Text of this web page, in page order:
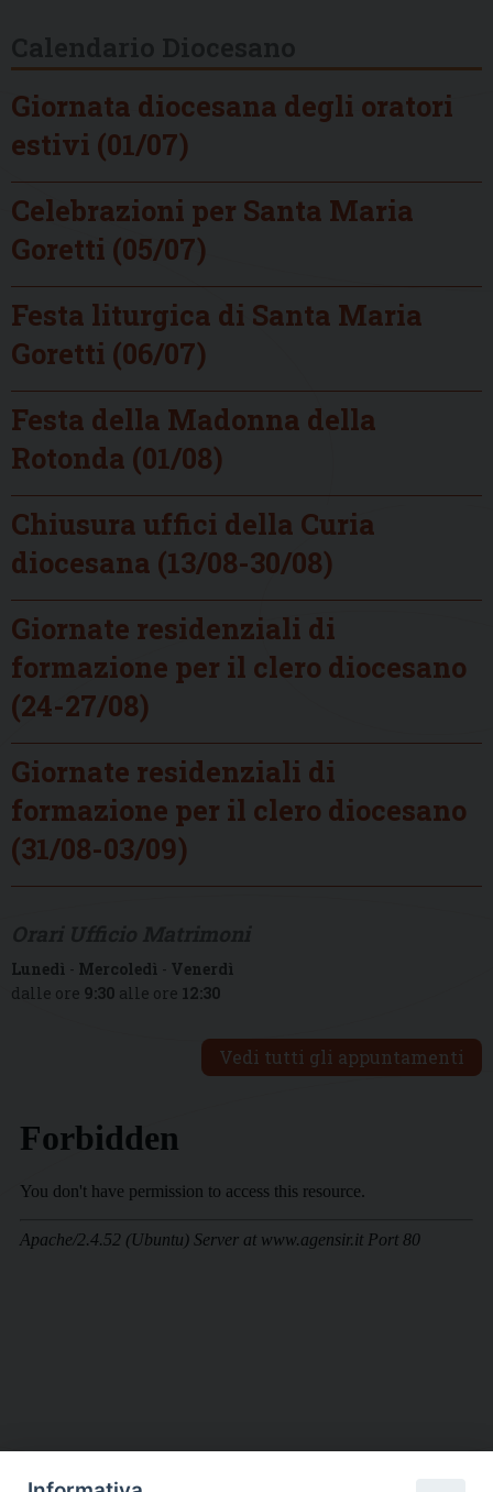
Giornata diocesana degli oratori
estivi (01/07)
Celebrazioni per Santa Maria
Goretti (05/07)
Festa liturgica di Santa Maria
Goretti (06/07)
Festa della Madonna della
Rotonda (01/08)
Chiusura uffici della Curia
diocesana (13/08-30/08)
Giornate residenziali di
formazione per il clero diocesano
(24-27/08)
Giornate residenziali di
formazione per il clero diocesano
(31/08-03/09)
Lunedì - Mercoledì - Venerdì
dalle ore 9:30 alle ore 12:30
Vedi tutti gli appuntamenti